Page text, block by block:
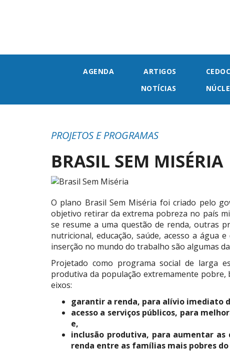
AGENDA ARTIGOS
NOTÍCIAS
PROJETOS E PROGRAMAS
BRASIL SEM MISÉRIA
O plano Brasil Sem Miséria foi criado pelo
objetivo retirar da extrema pobreza no país
se resume a uma questão de renda, outras
nutricional, educação, saúde, acesso a água
inserção no mundo do trabalho são algumas
Projetado como programa social de larga
produtiva da população extremamente
eixos:
garantir a renda, para alívio imediato
acesso a serviços públicos, para
e,
inclusão produtiva, para aumentar as
renda entre as famílias mais pobres do